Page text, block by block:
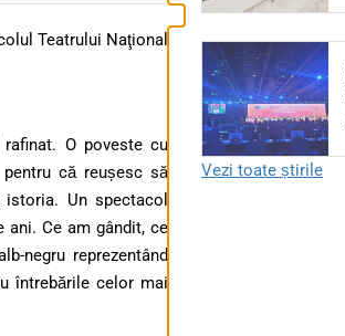
Teatrului Naţional
O poveste cu
că reușesc să
Un spectacol
Ce am gândit, ce
negru reprezentând
întrebările celor mai
Vezi toate știrile